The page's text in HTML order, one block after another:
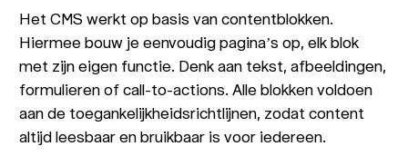
Het CMS werkt op basis van contentblokken.
Hiermee bouw je eenvoudig pagina’s op, elk blok
met zijn eigen functie. Denk aan tekst, afbeeldingen,
formulieren of call-to-actions. Alle blokken voldoen
aan de toegankelijkheidsrichtlijnen, zodat content
altijd leesbaar en bruikbaar is voor iedereen.